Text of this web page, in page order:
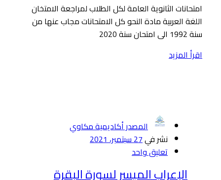
امتحانات الثانوية العامة لكل الطلاب لمراجعة الامتخان
اللغة العربية مادة النحو كل الامتحانات مجاب عنها من
سنة 1992 الى امتحان سنة 2020
اقرأ المزيد
المصدر أكاديمية مكاوي
نشر في27 سبتمبر، 2021
تعليق واحد
الإعراب الميسر لسورة البقرة